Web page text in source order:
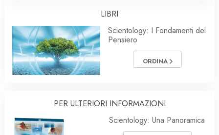
LIBRI
Scientology: I Fondamenti del
Pensiero
ORDINA
PER ULTERIORI INFORMAZIONI
Scientology: Una Panoramica